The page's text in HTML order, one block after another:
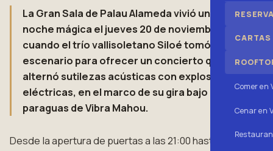
CARTAS
Comer en
Cenar en
La Gran Sala de Palau Alameda vivió una
noche mágica el jueves 20 de noviembre,
cuando el trío vallisoletano Siloé tomó el
escenario para ofrecer un concierto que
alternó sutilezas acústicas con explosiones
eléctricas, en el marco de su gira bajo el
paraguas de Vibra Mahou.
Desde la apertura de puertas a las 21:00 hasta el